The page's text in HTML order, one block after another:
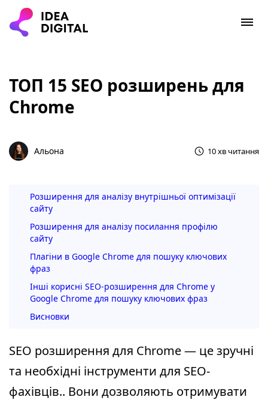
ТОП 15 SEO розширень для
Chrome
Альона 10 хв читання
Розширення для аналізу внутрішньої оптимізації
сайту
Розширення для аналізу посилання профілю
сайту
Плагіни в Google Chrome для пошуку ключових
фраз
Інші корисні SEO-розширення для Chrome у
Google Chrome для пошуку ключових фраз
Висновки
SEO розширення для Chrome — це зручні
та необхідні інструменти для SEO-
фахівців.. Вони дозволяють отримувати